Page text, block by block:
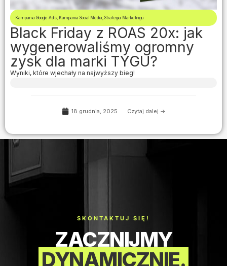
Kampania Google Ads, Kampania Social Media, Strategia Marketingu
Black Friday z ROAS 20x: jak
wygenerowaliśmy ogromny
zysk dla marki TYGU?
Wyniki, które wjechały na najwyższy bieg!
18 grudnia, 2025 Czytaj dalej ->
SKONTAKTUJ SIĘ!
ZACZNIJMY
DYNAMICZNIE.